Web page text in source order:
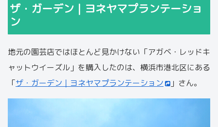
ザ・ガーデン｜ヨネヤマプランテーショ
ン
地元の園芸店ではほとんど見かけない「アガベ・レッドキ
ャットウイーズル」を購入したのは、横浜市港北区にある
「ザ・ガーデン｜ヨネヤマプランテーション 」さん。